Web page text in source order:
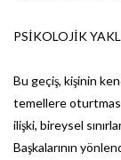
PSİKOLOJİK
Bu geçiş, kişinin
temellere
ilişki, bireysel
Başkalarının